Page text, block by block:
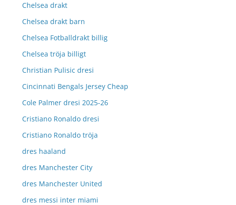
Chelsea drakt
Chelsea drakt barn
Chelsea Fotballdrakt billig
Chelsea tröja billigt
Christian Pulisic dresi
Cincinnati Bengals Jersey Cheap
Cole Palmer dresi 2025-26
Cristiano Ronaldo dresi
Cristiano Ronaldo tröja
dres haaland
dres Manchester City
dres Manchester United
dres messi inter miami